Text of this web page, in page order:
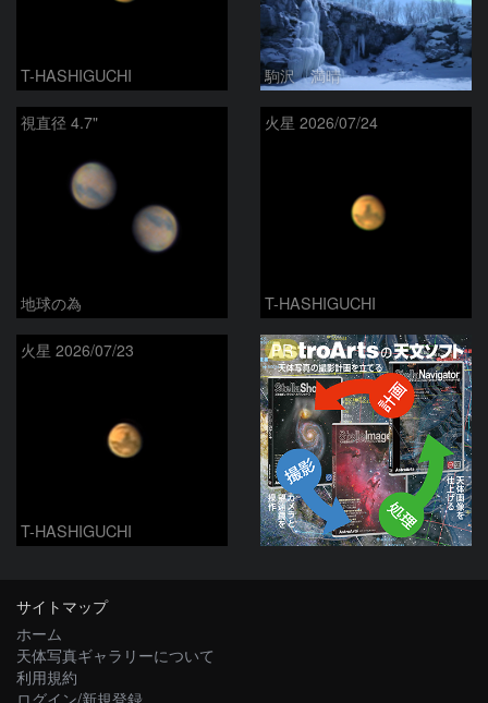
T-HASHIGUCHI 駒沢 満晴
視直径 4.7"
地球の為
火星 2026/07/24
T-HASHIGUCHI
火星 2026/07/23
T-HASHIGUCHI
PR
サイトマップ
ホーム
天体写真ギャラリーについて
利用規約
ログイン/新規登録